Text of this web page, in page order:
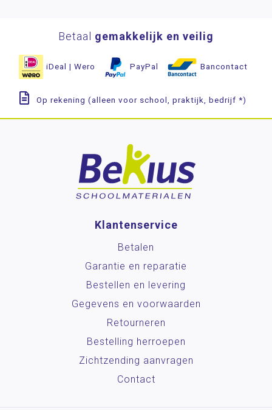
Betaal gemakkelijk en veilig
iDeal | Wero PayPal Bancontact
Op rekening (alleen voor school, praktijk, bedrijf *)
Klantenservice
Betalen
Garantie en reparatie
Bestellen en levering
Gegevens en voorwaarden
Retourneren
Bestelling herroepen
Zichtzending aanvragen
Contact